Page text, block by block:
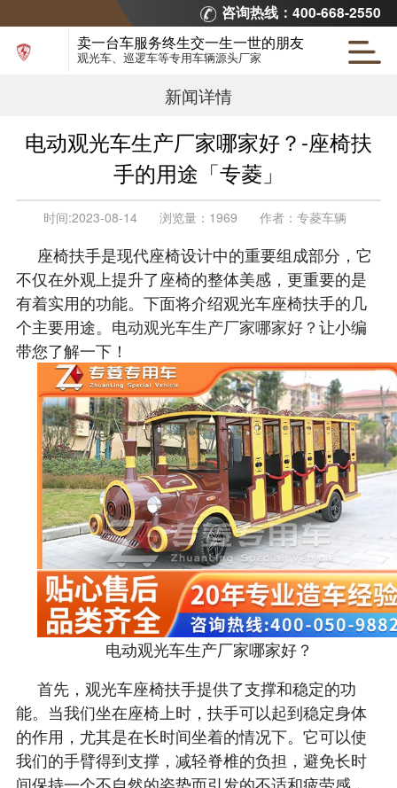
咨询热线：400-668-2550
卖一台车服务终生交一生一世的朋友
观光车、巡逻车等专用车辆源头厂家
新闻详情
电动观光车生产厂家哪家好？-座椅扶
手的用途「专菱」
时间:2023-08-14 浏览量： 1969 作者： 专菱车辆
座椅扶手是现代座椅设计中的重要组成部分，它
不仅在外观上提升了座椅的整体美感，更重要的是
有着实用的功能。下面将介绍观光车座椅扶手的几
个主要用途。 电动观光车生产厂家哪家好？让小编
带您了解一下！
电动观光车生产厂家哪家好？
首先，观光车座椅扶手提供了支撑和稳定的功
能。当我们坐在座椅上时，扶手可以起到稳定身体
的作用，尤其是在长时间坐着的情况下。它可以使
我们的手臂得到支撑，减轻脊椎的负担，避免长时
间保持一个不自然的姿势而引发的不适和疲劳感。